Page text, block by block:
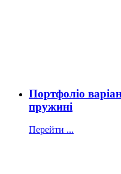
Портфоліо
пружині
Перейти ...